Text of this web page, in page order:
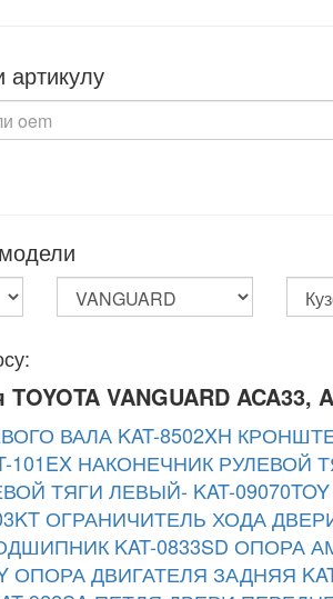
VANGUARD ACA33,
ВАЛА KAT-8502XH
НАКОНЕЧНИК РУЛЕВОЙ
ТЯГИ ЛЕВЫЙ- KAT-09070TOY
ОГРАНИЧИТЕЛЬ ХОДА
KAT-0833SD ОПОРА
ОПОРА ДВИГАТЕЛЯ ЗАДНЯЯ